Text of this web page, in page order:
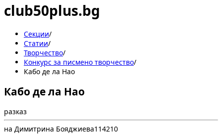
club50plus.bg
Секции/
Статии/
Творчество/
Конкурс за писмено творчество/
Кабо де ла Нао
Кабо де ла Нао
разказ
на Димитрина Бояджиева1 14210